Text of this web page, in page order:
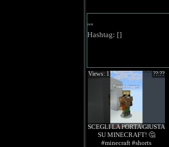
""
Hashtag: []
SCEGLI LA PORTA GIUSTA
SU MINECRAFT! 🤔
#minecraft #shorts
??:??
Views: 1